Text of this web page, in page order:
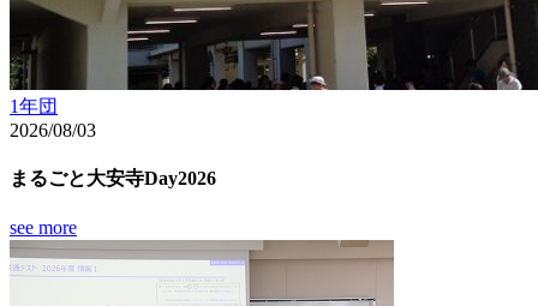
1年団
2026/08/03
まるごと大安寺Day2026
see more